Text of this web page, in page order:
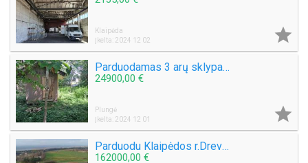
Klaipėda
Įkelta: 2024 12 02

Parduodamas 3 arų sklypas. Platelių ežero. Plungės raj. Paplatelių k. Plokštinės g.
24900,00 €
Plungė
Įkelta: 2024 12 01

Parduodu Klaipėdos r.Drevernos sen.Svenceleje netoli Kuršių marių kranto.Bendras plotas 54a.
162000,00 €